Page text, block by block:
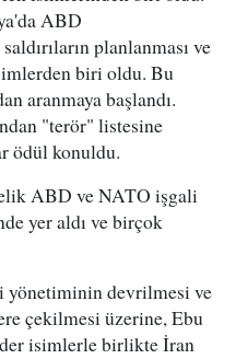
ABD
planlanması ve
biri oldu. Bu
aranmaya başlandı.
"terör" listesine
ödül konuldu.
ABD ve NATO işgali
yer aldı ve birçok
devrilmesi ve
çekilmesi üzerine, Ebu
isimlerle birlikte İran